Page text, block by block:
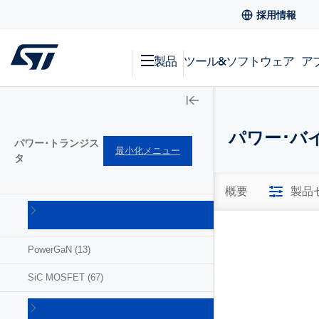
採用情報
製品 ツール&ソフトウェア ア
パワー･トランジス
タ
最小化メニュー
PowerGaN (13)
SiC MOSFET (67)
パワー･バ
概要 製品